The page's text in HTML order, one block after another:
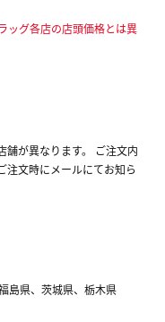
ッグ各店の店頭価格とは異
舗が異なります。 ご注文内
注文時にメールにてお知ら
島県、茨城県、栃木県